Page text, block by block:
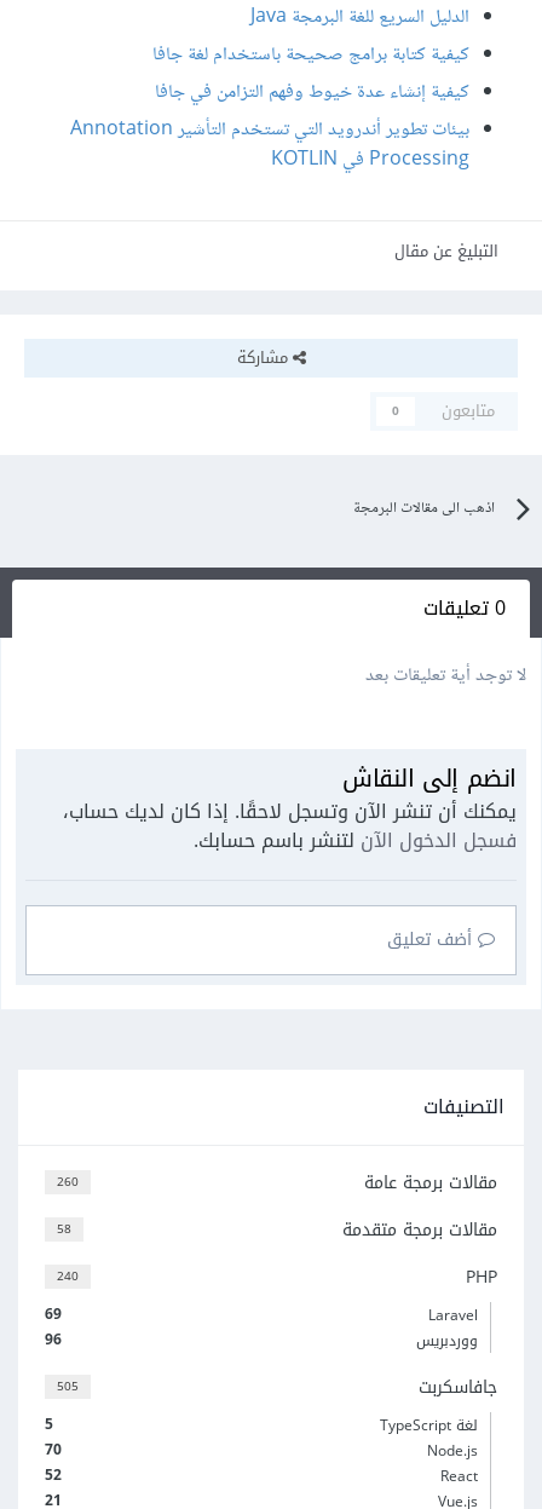
الدليل السريع للغة البرمجة Java
كيفية كتابة برامج صحيحة باستخدام لغة جافا
كيفية إنشاء عدة خيوط وفهم التزامن في جافا
بيئات تطوير أندرويد التي تستخدم التأشير Annotation
Processing في KOTLIN
التبليغ عن مقال
مشاركة
متابعون
0
اذهب الى مقالات البرمجة
0 تعليقات
لا توجد أية تعليقات بعد
انضم إلى النقاش
يمكنك أن تنشر الآن وتسجل لاحقًا. إذا كان لديك حساب،
فسجل الدخول الآن لتنشر باسم حسابك.
أضف تعليق
التصنيفات
260 مقالات برمجة عامة
58 مقالات برمجة متقدمة
240 PHP
69
Laravel
96
ووردبريس
505 جافاسكربت
5
لغة TypeScript
70
Node.js
52
React
21
Vue.js